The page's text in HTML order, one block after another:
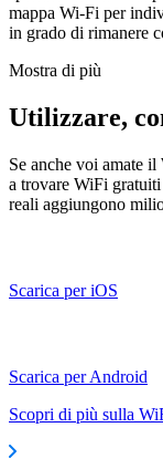
mappa Wi-Fi per
in grado di rimanere
Mostra di più
Utilizzare,
Se anche voi amate
a trovare WiFi
reali aggiungono
Scarica per iOS
Scarica per Android
Scopri di più sulla